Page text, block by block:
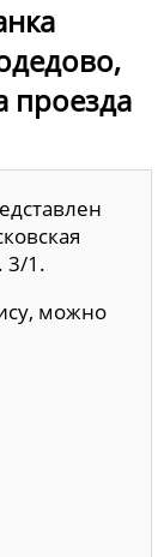
проезда
3/1.
можно